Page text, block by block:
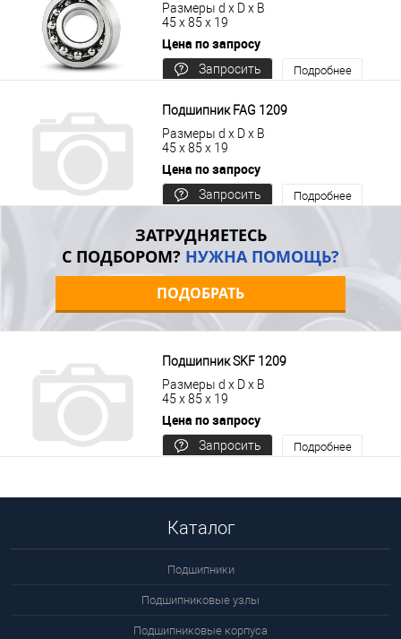
Размеры d x D x B
45 x 85 x 19
Цена по запросу
Запросить
Подробнее
Подшипник FAG 1209
Размеры d x D x B
45 x 85 x 19
Цена по запросу
Запросить
Подробнее
ЗАТРУДНЯЕТЕСЬ
С ПОДБОРОМ? НУЖНА ПОМОЩЬ?
ПОДОБРАТЬ
Подшипник SKF 1209
Размеры d x D x B
45 x 85 x 19
Цена по запросу
Запросить
Подробнее
Каталог
Подшипники
Подшипниковые узлы
Подшипниковые корпуса